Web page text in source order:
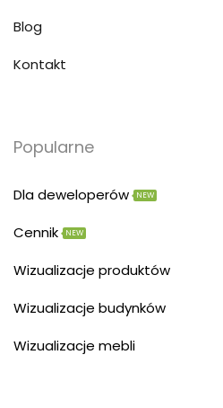
Blog
Kontakt
Popularne
Dla deweloperów NEW
Cennik NEW
Wizualizacje produktów
Wizualizacje budynków
Wizualizacje mebli